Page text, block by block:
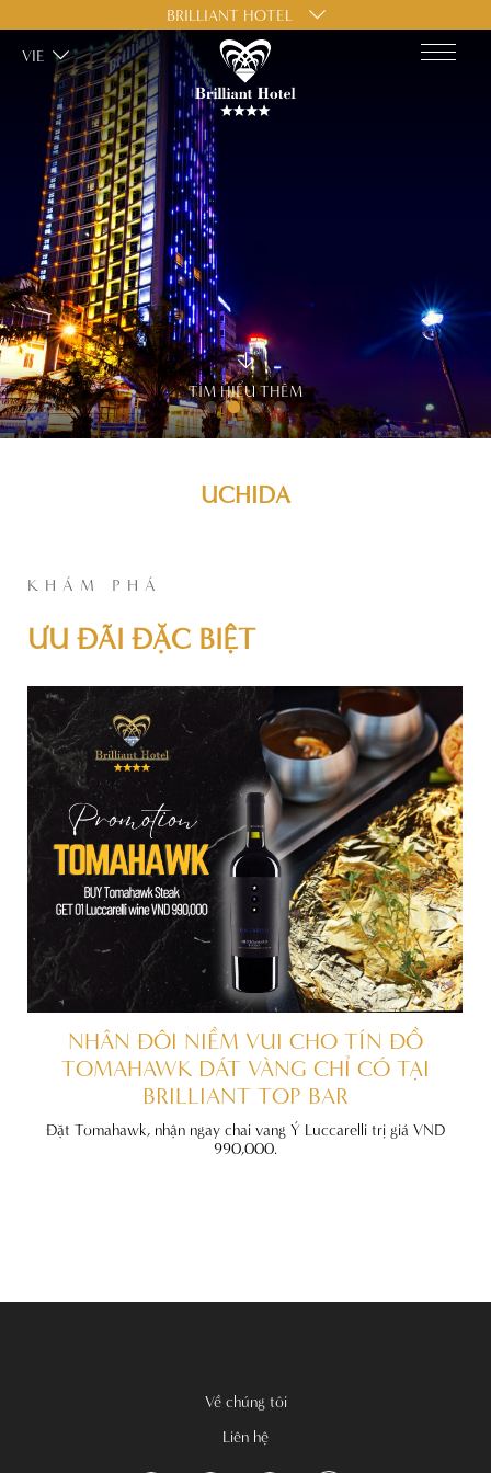
TÌM HIỂU THÊM
VIE
BRILLIANT HOTEL
UCHIDA
KHÁM PHÁ
ƯU ĐÃI ĐẶC BIỆT
NHÂN ĐÔI NIỀM VUI CHO TÍN ĐỒ
TOMAHAWK DÁT VÀNG CHỈ CÓ TẠI
BRILLIANT TOP BAR
Đặt Tomahawk, nhận ngay chai vang Ý Luccarelli trị giá VND
990,000.
Về chúng tôi
Liên hệ